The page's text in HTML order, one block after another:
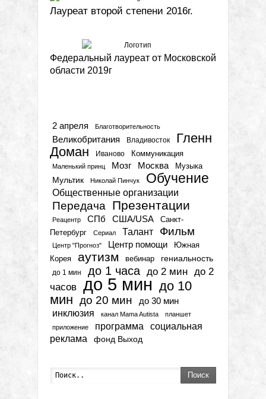
Лауреат второй степени 2016г.
Федеральный лауреат от Московской
области 2019г
2 апреля Благотворительность
Великобритания Владивосток
Гленн
Доман
Иваново Коммуникация
Маленький принц Мозг Москва Музыка
Мультик Николай Пинчук Обучение
Общественные организации
Передача Презентации
Реацентр СПб США/USA
Санкт-
Петербург
Сериал Талант Фильм
Центр "Прогноз" Центр помощи
Южная
Корея
аутизм вебинар гениальность
до 1 мин до 1 часа до 2 мин до 2
часов до 5 мин до 10
мин до 20 мин до 30 мин
инклюзия канал Mama Autista
планшет
приложение
программа
социальная
реклама
фонд Выход
Поиск